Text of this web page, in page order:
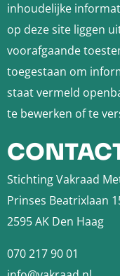
inhoudelijke
op deze site liggen
voorafgaande
toegestaan om
staat vermeld
te bewerken of te
Stichting Vakraad
Prinses Beatrixlaan
2595 AK Den Haag
070 217 90 01